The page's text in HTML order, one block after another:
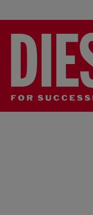
Joyas y Relojes